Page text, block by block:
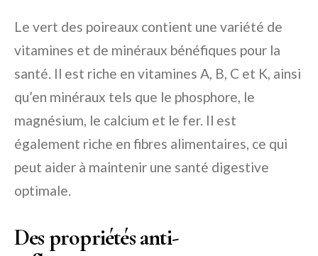
Le vert des poireaux contient une variété de
vitamines et de minéraux bénéfiques pour la
santé. Il est riche en vitamines A, B, C et K, ainsi
qu’en minéraux tels que le phosphore, le
magnésium, le calcium et le fer. Il est
également riche en fibres alimentaires, ce qui
peut aider à maintenir une santé digestive
optimale.
Des propriétés anti-